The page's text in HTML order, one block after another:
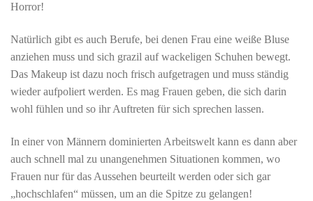
Horror!
Natürlich gibt es auch Berufe, bei denen Frau eine weiße Bluse
anziehen muss und sich grazil auf wackeligen Schuhen bewegt.
Das Makeup ist dazu noch frisch aufgetragen und muss ständig
wieder aufpoliert werden. Es mag Frauen geben, die sich darin
wohl fühlen und so ihr Auftreten für sich sprechen lassen.
In einer von Männern dominierten Arbeitswelt kann es dann aber
auch schnell mal zu unangenehmen Situationen kommen, wo
Frauen nur für das Aussehen beurteilt werden oder sich gar
„hochschlafen“ müssen, um an die Spitze zu gelangen!